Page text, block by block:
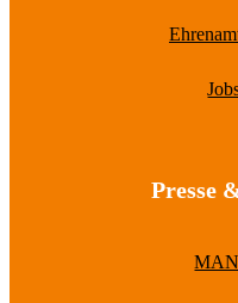
Presse